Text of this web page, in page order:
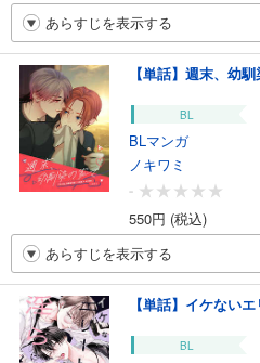
あらすじを表示する
【単話】週末、幼
BL
BLマンガ
ノキワミ
-
550円 (税込)
あらすじを表示する
【単話】イケない
BL